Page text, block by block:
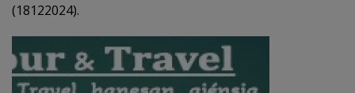
(18122024).